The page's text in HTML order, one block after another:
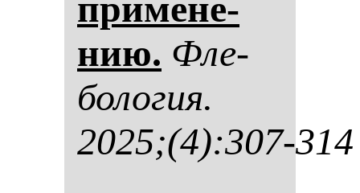
нию. Фле­
бо­ло­гия.
2025;(4):307-314